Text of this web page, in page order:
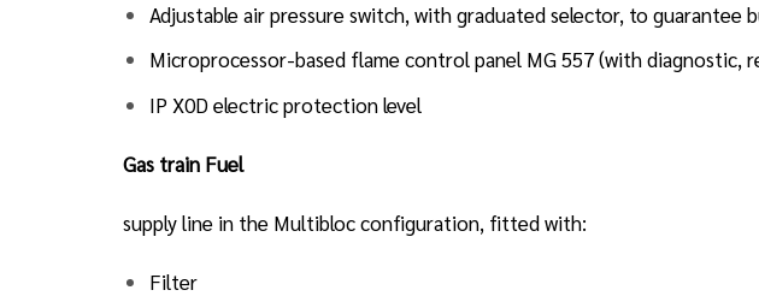
Adjustable air pressure switch, with graduated selector, to
Microprocessor-based flame control panel MG 557 (with
IP X0D electric protection level
Gas train Fuel
supply line in the Multibloc configuration, fitted with:
Filter